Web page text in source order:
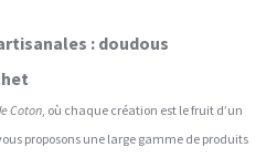
: doudous
Coton, où chaque création est le fruit d’un
proposons une large gamme de produits